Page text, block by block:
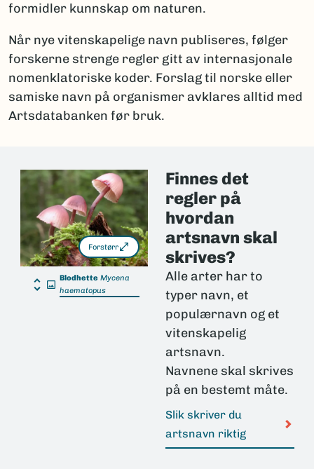
formidler kunnskap om naturen.
Når nye vitenskapelige navn publiseres, følger
forskerne strenge regler gitt av internasjonale
nomenklatoriske koder. Forslag til norske eller
samiske navn på organismer avklares alltid med
Artsdatabanken før bruk.
Forstørr
Blodhette Mycena
haematopus
Finnes det
regler på
hvordan
artsnavn skal
skrives?
Alle arter har to
typer navn, et
populærnavn og et
vitenskapelig
artsnavn.
Navnene skal skrives
på en bestemt måte.
Slik skriver du
artsnavn riktig